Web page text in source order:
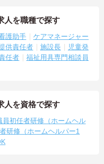
人を職種で探す
護助手
ケアマネージャー
供責任者 施設長
児童発
任者
福祉用具専門相談員
人を資格で探す
員初任者研修（ホームヘル
研修（ホームヘルパー1